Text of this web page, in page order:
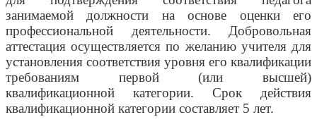
занимаемой должности на основе оценки его
профессиональной деятельности. Добровольная
аттестация осуществляется по желанию учителя для
установления соответствия уровня его квалификации
требованиям первой (или высшей)
квалификационной категории. Срок действия
квалификационной категории составляет 5 лет.